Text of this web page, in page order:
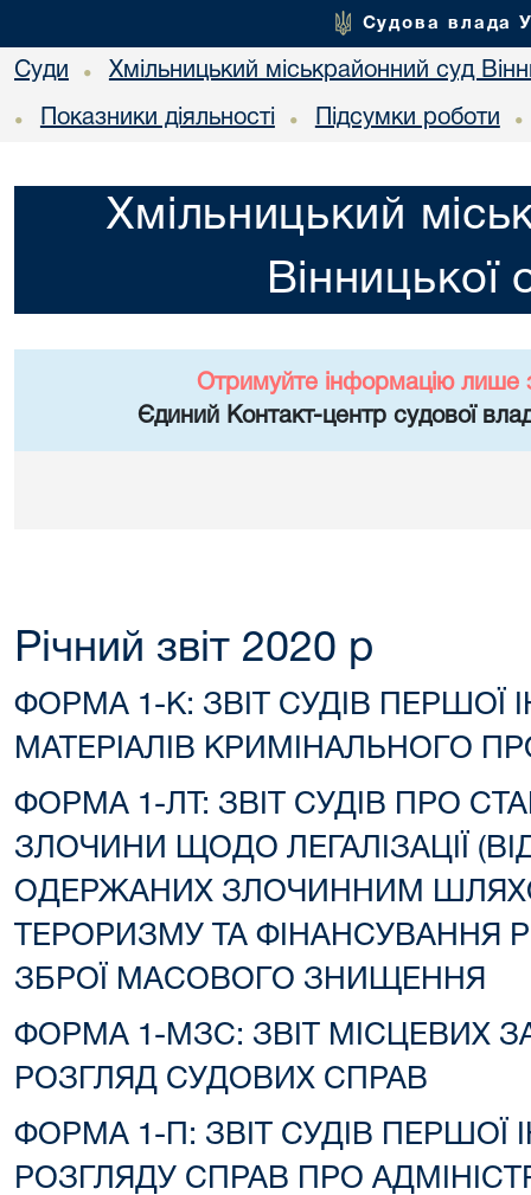
Судова влада
Суди • Хмільницький міськрайонний суд
• Показники діяльності • Підсумки роботи •
Хмільницький
Вінницької
Отримуйте інформацію лише
Єдиний Контакт-центр судової
Річний звіт 2020 р
ФОРМА 1-К: ЗВІТ СУДІВ ПЕРШОЇ
МАТЕРІАЛІВ КРИМІНАЛЬНОГО
ФОРМА 1-ЛТ: ЗВІТ СУДІВ ПРО
ЗЛОЧИНИ ЩОДО ЛЕГАЛІЗАЦІЇ
ОДЕРЖАНИХ ЗЛОЧИННИМ
ТЕРОРИЗМУ ТА
ЗБРОЇ МАСОВОГО ЗНИЩЕННЯ
ФОРМА 1-МЗС: ЗВІТ МІСЦЕВИХ
РОЗГЛЯД СУДОВИХ СПРАВ
ФОРМА 1-П: ЗВІТ СУДІВ ПЕРШОЇ
РОЗГЛЯДУ СПРАВ ПРО